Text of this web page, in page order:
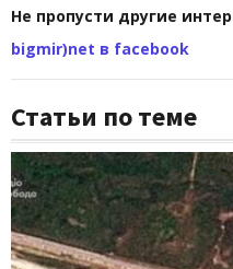
Не пропусти другие
bigmir)net в facebook
Статьи по теме